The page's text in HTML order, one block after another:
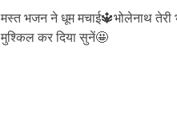
मस्त भजन ने धूम मचाई🔱भोलेनाथ तेरी
मुश्किल कर दिया सुनें🤩